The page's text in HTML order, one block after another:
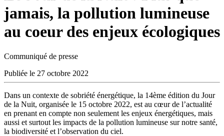
jamais, la pollution lumineuse
au coeur des enjeux écologiques
Communiqué de presse
Publiée le 27 octobre 2022
Dans un contexte de sobriété énergétique, la 14ème édition du Jour
de la Nuit, organisée le 15 octobre 2022, est au cœur de l’actualité
en prenant en compte non seulement les enjeux énergétiques, mais
aussi et surtout les impacts de la pollution lumineuse sur notre santé,
la biodiversité et l’observation du ciel.